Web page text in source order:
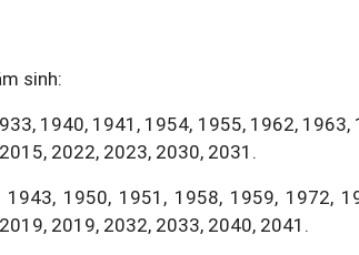
sinh:
1940, 1941, 1954, 1955, 1962,
2022, 2023, 2030, 2031.
1943, 1950, 1951, 1958, 1959, 1972,
2019, 2032, 2033, 2040, 2041.